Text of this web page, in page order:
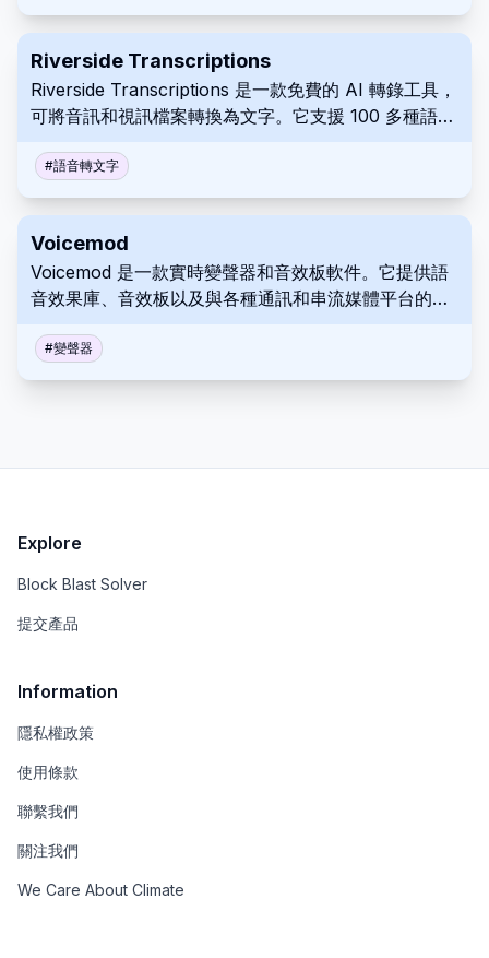
銷，無論是親自銷售、透過實體目錄還是用於數位用
Riverside Transcriptions
Riverside Transcriptions 是一款免費的 AI 轉錄工具，
可將音訊和視訊檔案轉換為文字。它支援 100 多種語
作者、Podcast 播客以及任何需要準確高效轉錄的人的
寶貴工具。
#語音轉文字
Voicemod
Voicemod 是一款實時變聲器和音效板軟件。它提供語
音效果庫、音效板以及與各種通訊和串流媒體平台的集
#變聲器
Explore
Block Blast Solver
提交產品
Information
隱私權政策
使用條款
聯繫我們
關注我們
We Care About Climate